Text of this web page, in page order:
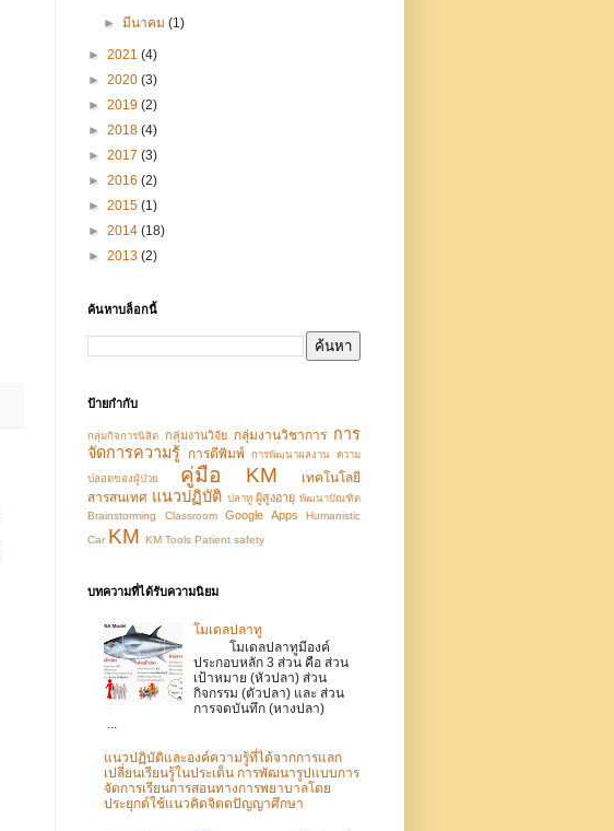
►มีนาคม(1)
► 2021 (4)
► 2020 (3)
► 2019 (2)
► 2018 (4)
► 2017 (3)
► 2016 (2)
► 2015 (1)
► 2014 (18)
► 2013 (2)
ค้นหาบล็อกนี้
ป้ายกำกับ
กลุ่มกิจการนิสิต กลุ่มงานวิจัย กลุ่มงานวิชาการ การ
จัดการความรู้ การตีพิมพ์ การพัฒนาผลงาน ความ
ปลอดของผู้ป่วย
คู่มือ KM
เทคโนโลยี
สารสนเทศ แนวปฏิบัติ ปลาทู ผู้สูงอายุ พัฒนาบัณฑิต
Brainstorming
Classroom Google Apps
Humanistic
Car KM KM Tools Patient safety
บทความที่ได้รับความนิยม
โมเดลปลาทู
โมเดลปลาทูมีองค์
ประกอบหลัก 3 ส่วน คือ ส่วน
เป้าหมาย (หัวปลา) ส่วน
กิจกรรม (ตัวปลา) และ ส่วน
การจดบันทึก (หางปลา)
...
แนวปฏิบัติและองค์ความรู้ที่ได้จากการแลก
เปลี่ยนเรียนรู้ในประเด็น การพัฒนารูปแบบการ
จัดการเรียนการสอนทางการพยาบาลโดย
ประยุกต์ใช้แนวคิดจิตตปัญญาศึกษา